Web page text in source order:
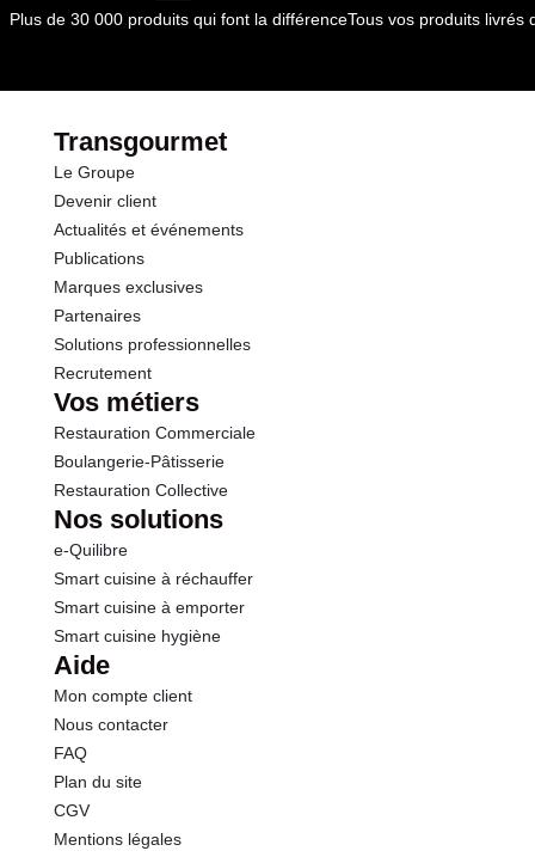
Protéines
Sel
Plus de 30 000 produits qui font la différenceTous vos produits livrés
Transgourmet
Le Groupe
Devenir client
Actualités et événements
Publications
Marques exclusives
Partenaires
Solutions professionnelles
Recrutement
Vos métiers
Restauration Commerciale
Boulangerie-Pâtisserie
Restauration Collective
Nos solutions
e-Quilibre
Smart cuisine à réchauffer
Smart cuisine à emporter
Smart cuisine hygiène
Aide
Mon compte client
Nous contacter
FAQ
Plan du site
CGV
Mentions légales